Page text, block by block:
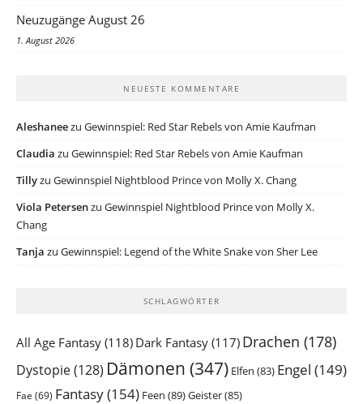
Neuzugänge August 26
1. August 2026
NEUESTE KOMMENTARE
Aleshaneezu Gewinnspiel: Red Star Rebels von Amie Kaufman
Claudia zu Gewinnspiel: Red Star Rebels von Amie Kaufman
Tillyzu Gewinnspiel Nightblood Prince von Molly X. Chang
Viola Petersenzu Gewinnspiel Nightblood Prince von Molly X.
Chang
Tanja zu Gewinnspiel: Legend of the White Snake von Sher Lee
SCHLAGWÖRTER
All Age Fantasy (118) Dark Fantasy (117) Drachen (178)
Dystopie(128) Dämonen (347) Elfen (83) Engel (149)
Fae (69) Fantasy(154) Feen (89)Geister(85)